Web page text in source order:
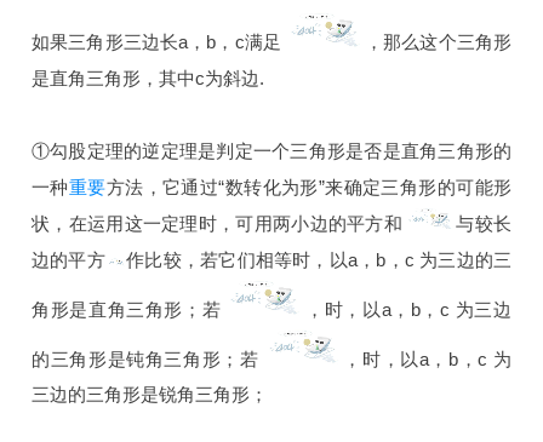
如果三角形三边长a，b，c满足
，那么这个三角形
是直角三角形，其中c为斜边.
①勾股定理的逆定理是判定一个三角形是否是直角三角形的
一种重要方法，它通过“数转化为形”来确定三角形的可能形
状，在运用这一定理时，可用两小边的平方和
与较长
边的平方
作比较，若它们相等时，以a，b，c 为三边的三
角形是直角三角形；若 ，时，以a，b，c 为三边
的三角形是钝角三角形；若
，时，以a，b，c 为
三边的三角形是锐角三角形；